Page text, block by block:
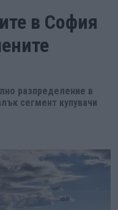
в София
разпределение в
сегмент купувачи